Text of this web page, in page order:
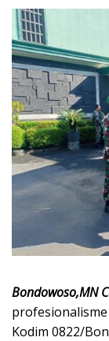
Bondowoso,MN
Kodim 0822/